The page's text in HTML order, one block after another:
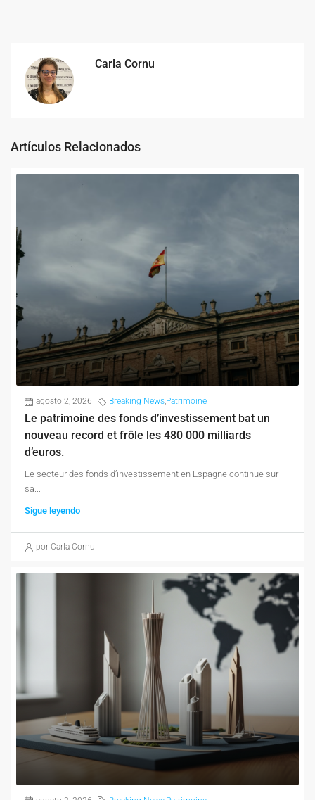
Carla Cornu
Artículos Relacionados
agosto 2, 2026 Breaking News,Patrimoine
Le patrimoine des fonds d’investissement bat un
nouveau record et frôle les 480 000 milliards
d’euros.
Le secteur des fonds d’investissement en Espagne continue sur
sa...
Sigue leyendo
por Carla Cornu